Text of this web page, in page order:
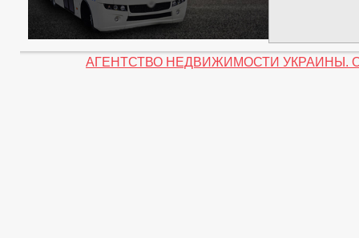
АГЕНТСТВО НЕДВИЖИМОСТИ УКРАИНЫ.